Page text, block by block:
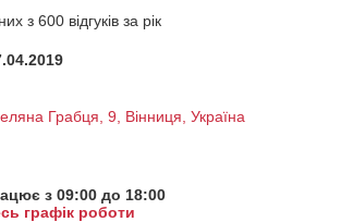
з 600 відгуків за рік
Грабця, 9, Вінниця, Україна
з 09:00 до 18:00
графік роботи